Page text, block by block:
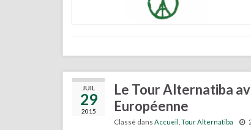
JUIL
29
2015
Le Tour Alternatiba
Européenne
Classé dans Accueil Tour Alternatiba